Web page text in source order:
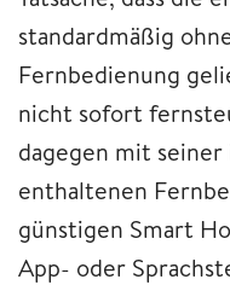
standardmäßig
Fernbedienung
nicht sofort
dagegen mit
enthaltenen
günstigen Smart
App- oder